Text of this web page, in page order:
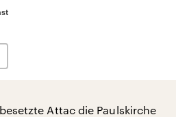
Attac die Paulskirche